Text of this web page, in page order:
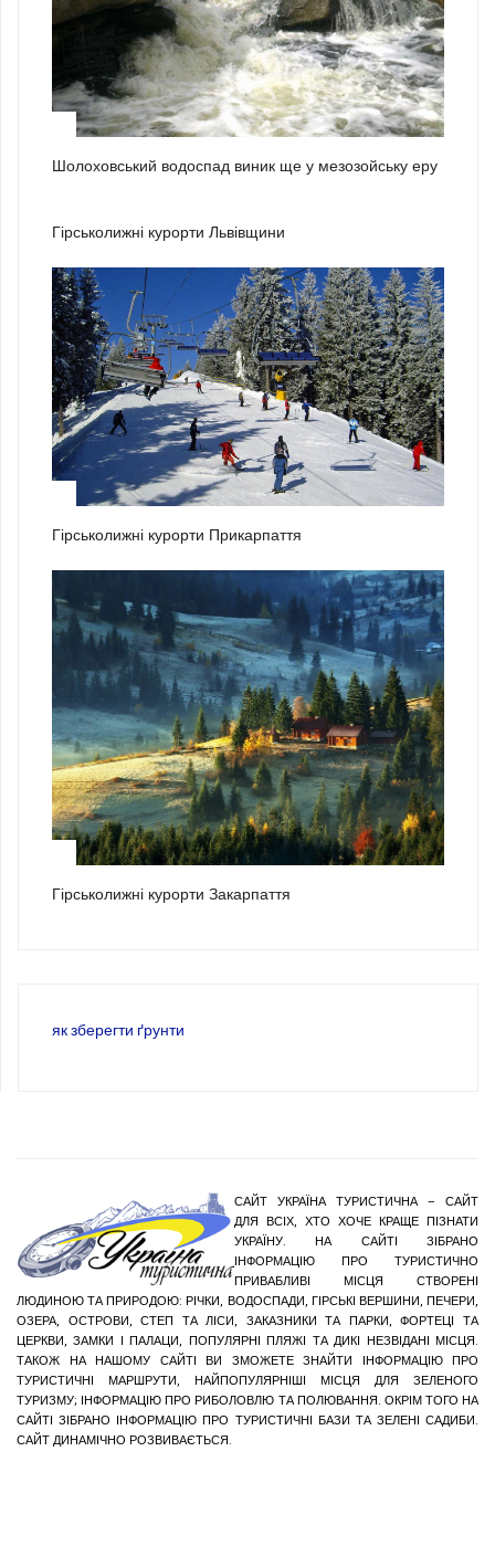
Шолоховський водоспад виник ще у мезозойську еру
Гірськолижні курорти Львівщини
Гірськолижні курорти Прикарпаття
Гірськолижні курорти Закарпаття
як зберегти ґрунти
САЙТ УКРАЇНА ТУРИСТИЧНА – САЙТ
ДЛЯ ВСІХ, ХТО ХОЧЕ КРАЩЕ ПІЗНАТИ
УКРАЇНУ. НА САЙТІ ЗІБРАНО
ІНФОРМАЦІЮ ПРО ТУРИСТИЧНО
ПРИВАБЛИВІ МІСЦЯ СТВОРЕНІ
ЛЮДИНОЮ ТА ПРИРОДОЮ: РІЧКИ, ВОДОСПАДИ, ГІРСЬКІ ВЕРШИНИ, ПЕЧЕРИ,
ОЗЕРА, ОСТРОВИ, СТЕП ТА ЛІСИ, ЗАКАЗНИКИ ТА ПАРКИ, ФОРТЕЦІ ТА
ЦЕРКВИ, ЗАМКИ І ПАЛАЦИ, ПОПУЛЯРНІ ПЛЯЖІ ТА ДИКІ НЕЗВІДАНІ МІСЦЯ.
ТАКОЖ НА НАШОМУ САЙТІ ВИ ЗМОЖЕТЕ ЗНАЙТИ ІНФОРМАЦІЮ ПРО
ТУРИСТИЧНІ МАРШРУТИ, НАЙПОПУЛЯРНІШІ МІСЦЯ ДЛЯ ЗЕЛЕНОГО
ТУРИЗМУ; ІНФОРМАЦІЮ ПРО РИБОЛОВЛЮ ТА ПОЛЮВАННЯ. ОКРІМ ТОГО НА
САЙТІ ЗІБРАНО ІНФОРМАЦІЮ ПРО ТУРИСТИЧНІ БАЗИ ТА ЗЕЛЕНІ САДИБИ.
САЙТ ДИНАМІЧНО РОЗВИВАЄТЬСЯ.